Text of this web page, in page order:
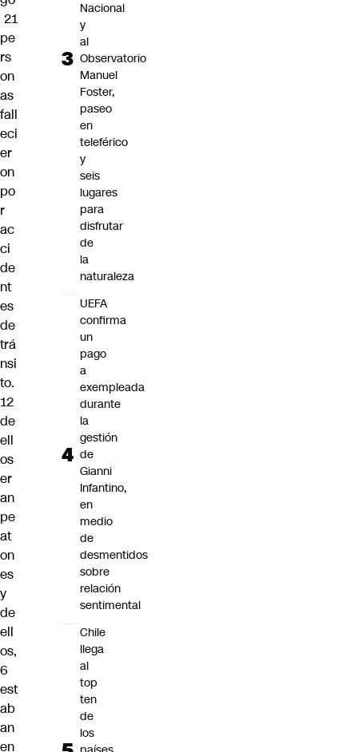
21
pe
rs
on
as
fall
eci
er
on
po
r
ac
ci
de
nt
es
de
trá
nsi
to.
12
de
ell
os
er
an
pe
at
on
es
y
de
ell
os,
6
est
ab
an
en
Nacional
y
al
Observatorio
Manuel
Foster,
paseo
en
teleférico
y
seis
lugares
para
disfrutar
de
la
naturaleza
UEFA
confirma
un
pago
a
exempleada
durante
la
gestión
de
Gianni
Infantino,
en
medio
de
desmentidos
sobre
relación
sentimental
Chile
llega
al
top
ten
de
los